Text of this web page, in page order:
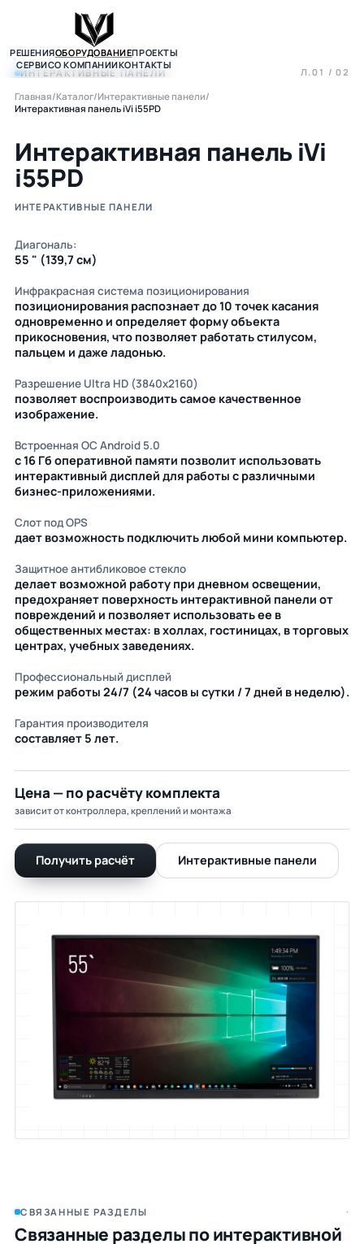
РЕШЕНИЯОБОРУДОВАНИЕПРОЕКТЫ
СЕРВИСО КОМПАНИИКОНТАКТЫ
ИНТЕРАКТИВНЫЕ ПАНЕЛИ
Л.01 / 02
Главная/Каталог/Интерактивные панели/
Интерактивная панель iVi i55PD
Интерактивная панель iVi
i55PD
ИНТЕРАКТИВНЫЕ ПАНЕЛИ
Диагональ:
55 " (139,7 см)
Инфракрасная система позиционирования
позиционирования распознает до 10 точек касания
одновременно и определяет форму объекта
прикосновения, что позволяет работать стилусом,
пальцем и даже ладонью.
Разрешение Ultra HD (3840х2160)
позволяет воспроизводить самое качественное
изображение.
Встроенная ОС Android 5.0
с 16 Гб оперативной памяти позволит использовать
интерактивный дисплей для работы с различными
бизнес-приложениями.
Слот под OPS
дает возможность подключить любой мини компьютер.
Защитное антибликовое стекло
делает возможной работу при дневном освещении,
предохраняет поверхность интерактивной панели от
повреждений и позволяет использовать ее в
общественных местах: в холлах, гостиницах, в торговых
центрах, учебных заведениях.
Профессиональный дисплей
режим работы 24/7 (24 часов ы сутки / 7 дней в неделю).
Гарантия производителя
составляет 5 лет.
Цена — по расчёту комплекта
зависит от контроллера, креплений и монтажа
Получить расчёт Интерактивные панели
СВЯЗАННЫЕ РАЗДЕЛЫ ·
Связанные разделы по интерактивной